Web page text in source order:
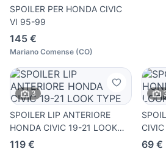
SPOILER PER HONDA CIVIC
VI 95-99
145 €
Mariano Comense (CO)
3
SPOILER LIP ANTERIORE
HONDA CIVIC 19-21 LOOK
TYPE
119 € 69 €